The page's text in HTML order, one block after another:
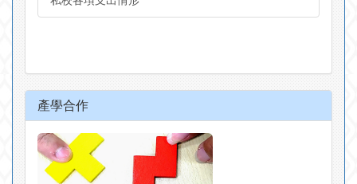
產學合作